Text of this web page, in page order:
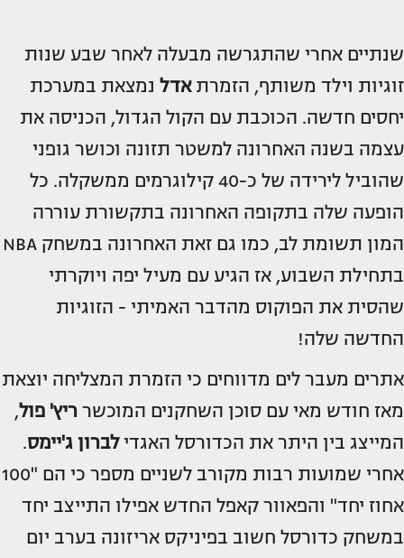
שנתיים אחרי שהתגרשה מבעלה לאחר שבע שנות
זוגיות וילד משותף, הזמרתאדל נמצאת במערכת
יחסים חדשה. הכוכבת עם הקול הגדול, הכניסה את
עצמה בשנה האחרונה למשטר תזונה וכושר גופני
שהוביל לירידה של כ-40 קילוגרמים ממשקלה. כל
הופעה שלה בתקופה האחרונה בתקשורת עוררה
המון תשומת לב, כמו גם זאת האחרונה במשחק NBA
בתחילת השבוע, אז הגיע עם מעיל יפה ויוקרתי
שהסית את הפוקוס מהדבר האמיתי - הזוגיות
החדשה שלה!
אתרים מעבר לים מדווחים כי הזמרת המצליחה יוצאת
מאז חודש מאי עם סוכן השחקנים המוכשר ריץ' פול,
המייצג בין היתר את הכדורסל האגדילברון ג'יימס.
אחרי שמועות רבות מקורב לשניים מספר כי הם "100
אחוז יחד" והפאוור קאפל החדש אפילו התייצב יחד
במשחק כדורסל חשוב בפיניקס אריזונה בערב יום